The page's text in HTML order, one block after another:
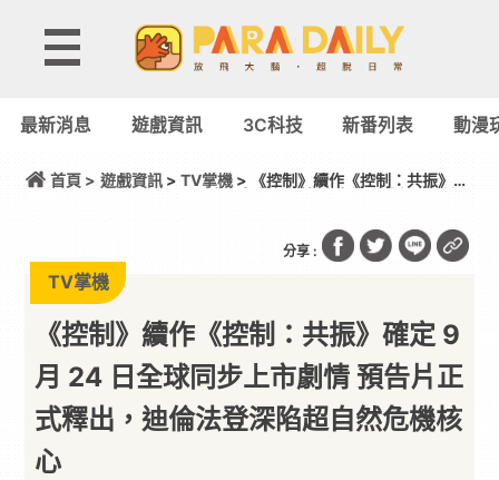
最新消息 遊戲資訊 3C科技 新番列表 動漫
首頁 > 遊戲資訊> TV掌機> 《控制》續作《控制：共振》確
分享 :
TV掌機
《控制》續作《控制：共振》確定 9
⽉ 24 ⽇全球同步上市劇情 預告⽚正
式釋出，迪倫法登深陷超⾃然危機核
⼼